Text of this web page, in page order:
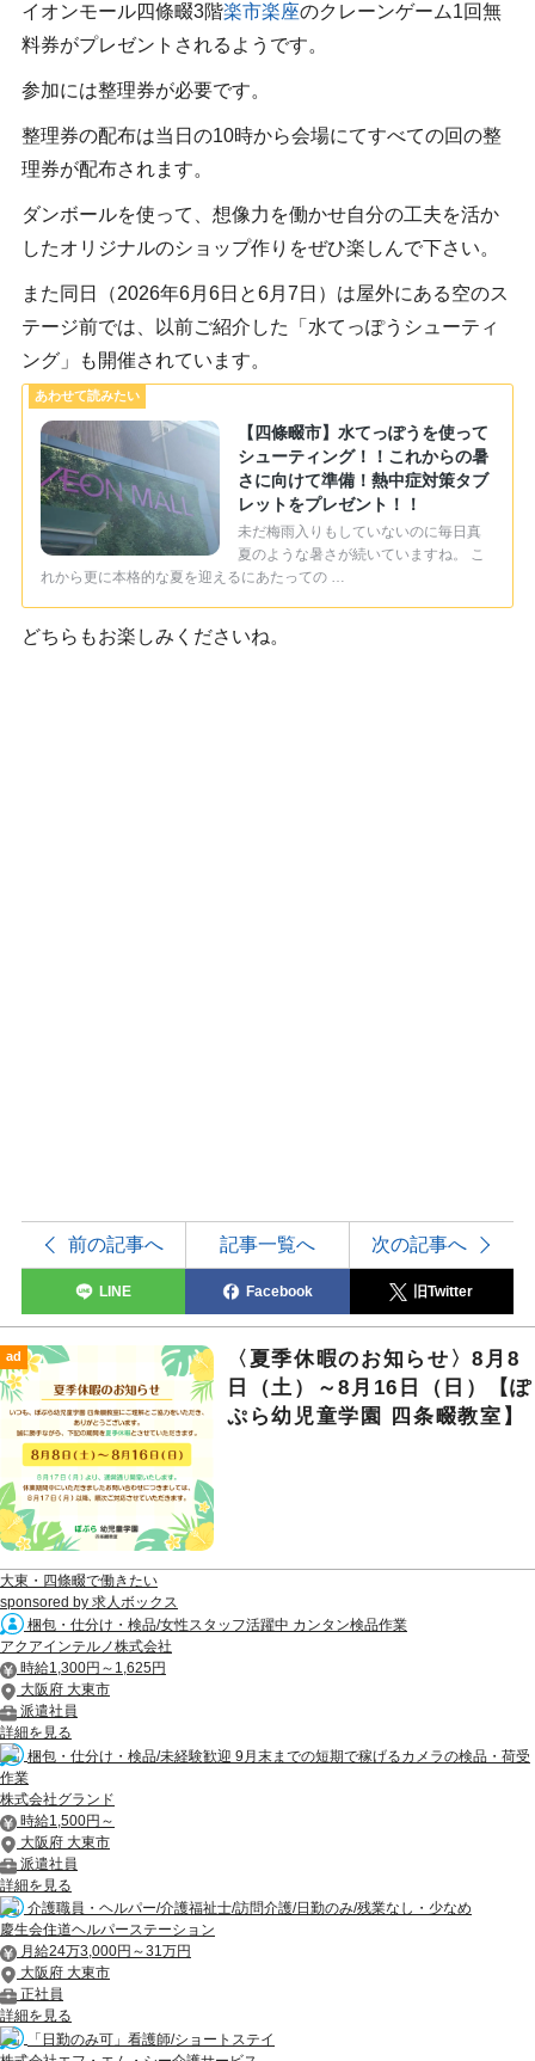
イオンモール四條畷3階楽市楽座のクレーンゲーム1回無
料券がプレゼントされるようです。
参加には整理券が必要です。
整理券の配布は当日の10時から会場にてすべての回の整
理券が配布されます。
ダンボールを使って、想像力を働かせ自分の工夫を活か
したオリジナルのショップ作りをぜひ楽しんで下さい。
また同日（2026年6月6日と6月7日）は屋外にある空のス
テージ前では、以前ご紹介した「水てっぽうシューティ
ング」も開催されています。
【四條畷市】水てっぽうを使って
シューティング！！これからの暑
さに向けて準備！熱中症対策タブ
レットをプレゼント！！
未だ梅雨入りもしていないのに毎日真
夏のような暑さが続いていますね。 こ
れから更に本格的な夏を迎えるにあたっての …
どちらもお楽しみくださいね。
前の記事へ 記事一覧へ 次の記事へ
LINE Facebook 旧Twitter
ad
〈夏季休暇のお知らせ〉8月8
日（土）～8月16日（日）【ぽ
ぷら幼児童学園 四条畷教室】
大東・四條畷で働きたい
sponsored by 求人ボックス
梱包・仕分け・検品/女性スタッフ活躍中 カンタン検品作業
アクアインテルノ株式会社
時給1,300円～1,625円
大阪府 大東市
派遣社員
詳細を見る
梱包・仕分け・検品/未経験歓迎 9月末までの短期で稼げるカメラの検品・荷受
作業
株式会社グランド
時給1,500円～
大阪府 大東市
派遣社員
詳細を見る
介護職員・ヘルパー/介護福祉士/訪問介護/日勤のみ/残業なし・少なめ
慶生会住道ヘルパーステーション
月給24万3,000円～31万円
大阪府 大東市
正社員
詳細を見る
「日勤のみ可」看護師/ショートステイ